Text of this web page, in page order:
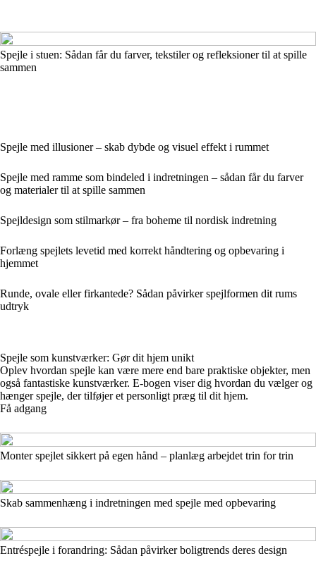
Spejle i stuen: Sådan får du farver, tekstiler og refleksioner til at spille
sammen
Spejle med illusioner – skab dybde og visuel effekt i rummet
Spejle med ramme som bindeled i indretningen – sådan får du farver
og materialer til at spille sammen
Spejldesign som stilmarkør – fra boheme til nordisk indretning
Forlæng spejlets levetid med korrekt håndtering og opbevaring i
hjemmet
Runde, ovale eller firkantede? Sådan påvirker spejlformen dit rums
udtryk
Spejle som kunstværker: Gør dit hjem unikt
Oplev hvordan spejle kan være mere end bare praktiske objekter, men
også fantastiske kunstværker. E-bogen viser dig hvordan du vælger og
hænger spejle, der tilføjer et personligt præg til dit hjem.
Få adgang
Monter spejlet sikkert på egen hånd – planlæg arbejdet trin for trin
Skab sammenhæng i indretningen med spejle med opbevaring
Entréspejle i forandring: Sådan påvirker boligtrends deres design